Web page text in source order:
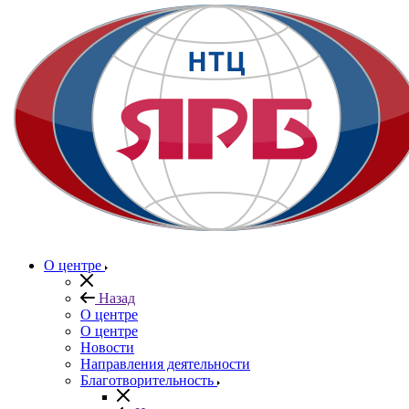
О центре
Назад
О центре
О центре
Новости
Направления деятельности
Благотворительность